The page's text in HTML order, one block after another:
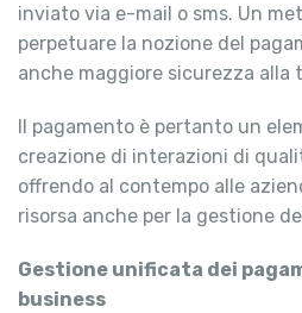
inviato via e-mail o sms. Un
perpetuare la nozione del
anche maggiore sicurezza alla
Il pagamento è pertanto un
creazione di interazioni di
offrendo al contempo alle
risorsa anche per la gestione
Gestione unificata dei
business